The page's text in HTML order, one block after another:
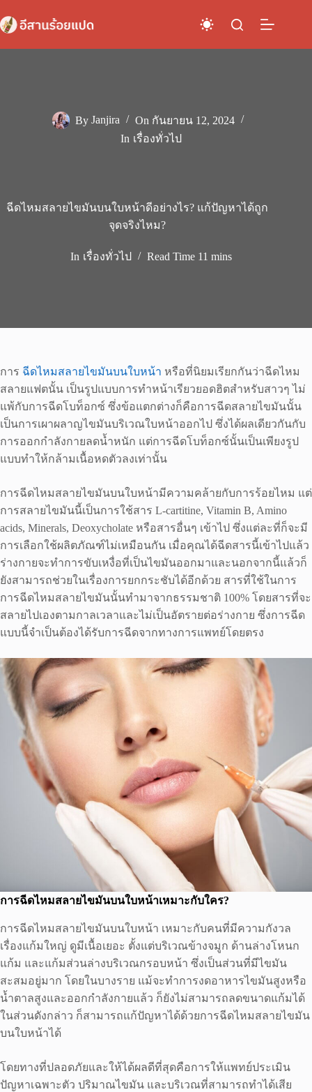
to
content
By Janjira On กันยายน 12, 2024
In เรื่องทั่วไป
ฉีดไหมสลายไขมันบนใบหน้าดีอย่างไร? แก้ปัญหาได้ถูก
จุดจริงไหม?
In เรื่องทั่วไป Read Time 11 mins
การ ฉีดไหมสลายไขมันบนใบหน้า หรือที่นิยมเรียกกันว่าฉีดไหม
สลายแฟตนั้น เป็นรูปแบบการทำหน้าเรียวยอดฮิตสำหรับสาวๆ ไม่
แพ้กับการฉีดโบท็อกซ์ ซึ่งข้อแตกต่างก็คือการฉีดสลายไขมันนั้น
เป็นการเผาผลาญไขมันบริเวณใบหน้าออกไป ซึ่งได้ผลเดียวกันกับ
การออกกำลังกายลดน้ำหนัก แต่การฉีดโบท็อกซ์นั้นเป็นเพียงรูป
แบบทำให้กล้ามเนื้อหดตัวลงเท่านั้น
การฉีดไหมสลายไขมันบนใบหน้ามีความคล้ายกับการร้อยไหม แต่
การสลายไขมันนี้เป็นการใช้สาร L-cartitine, Vitamin B, Amino
acids, Minerals, Deoxycholate หรือสารอื่นๆ เข้าไป ซึ่งแต่ละที่ก็จะมี
การเลือกใช้ผลิตภัณฑ์ไม่เหมือนกัน เมื่อคุณได้ฉีดสารนี้เข้าไปแล้ว
ร่างกายจะทำการขับเหงื่อที่เป็นไขมันออกมาและนอกจากนี้แล้วก็
ยังสามารถช่วยในเรื่องการยกกระชับได้อีกด้วย สารที่ใช้ในการ
การฉีดไหมสลายไขมันนั้นทำมาจากธรรมชาติ 100% โดยสารที่จะ
สลายไปเองตามกาลเวลาและไม่เป็นอัตรายต่อร่างกาย ซึ่งการฉีด
แบบนี้จำเป็นต้องได้รับการฉีดจากทางการแพทย์โดยตรง
การฉีดไหมสลายไขมันบนใบหน้าเหมาะกับใคร?
การฉีดไหมสลายไขมันบนใบหน้า เหมาะกับคนที่มีความกังวล
เรื่องแก้มใหญ่ ดูมีเนื้อเยอะ ตั้งแต่บริเวณข้างจมูก ด้านล่างโหนก
แก้ม และแก้มส่วนล่างบริเวณกรอบหน้า ซึ่งเป็นส่วนที่มีไขมัน
สะสมอยู่มาก โดยในบางราย แม้จะทำการงดอาหารไขมันสูงหรือ
น้ำตาลสูงและออกกำลังกายแล้ว ก็ยังไม่สามารถลดขนาดแก้มได้
ในส่วนดังกล่าว ก็สามารถแก้ปัญหาได้ด้วยการฉีดไหมสลายไขมัน
บนใบหน้าได้
โดยทางที่ปลอดภัยและให้ได้ผลดีที่สุดคือการให้แพทย์ประเมิน
ปัญหาเฉพาะตัว ปริมาณไขมัน และบริเวณที่สามารถทำได้เสีย